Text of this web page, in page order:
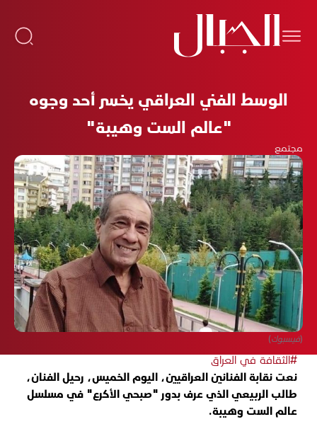
الوسط الفني العراقي يخسر أحد وجوه
"عالم الست وهيبة"
مجتمع
(فيسبوك)
#الثقافة في العراق
نعت نقابة الفنانين العراقيين، اليوم الخميس، رحيل الفنان،
طالب الربيعي الذي عرف بدور "صبحي الأكرع" في مسلسل
عالم الست وهيبة.